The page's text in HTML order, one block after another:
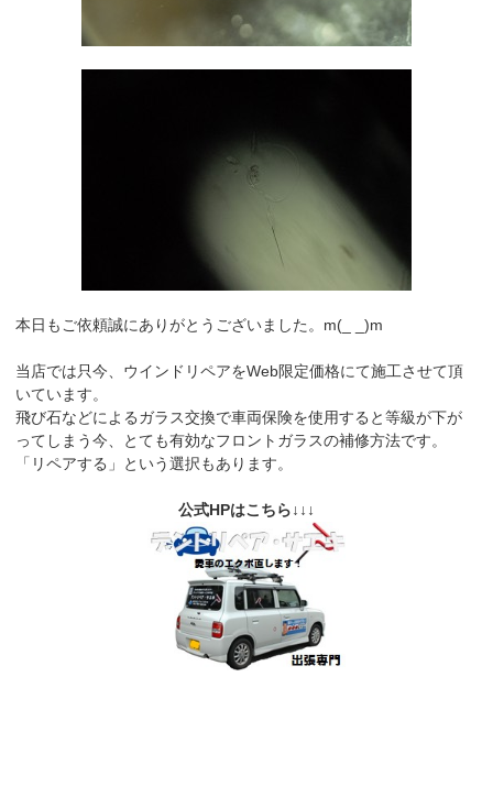
本日もご依頼誠にありがとうございました。m(_ _)m
当店では只今、ウインドリペアをWeb限定価格にて施工させて頂
いています。
飛び石などによるガラス交換で車両保険を使用すると等級が下が
ってしまう今、とても有効なフロントガラスの補修方法です。
「リペアする」という選択もあります。
公式HPはこちら↓↓↓